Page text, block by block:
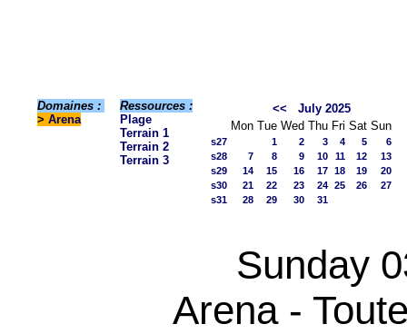
Domaines :
> Arena
Ressources :
Plage
Terrain 1
Terrain 2
Terrain 3
<<
July 2025
Mon Tue Wed Thu Fri Sat Sun
s27 1 2 3 4 5
6
s28
7 8 9 10 11 12
13
s29
14 15 16 17 18 19
20
s30
21 22 23 24 25 26
27
s31
28 29 30 31
Sunday
Arena -